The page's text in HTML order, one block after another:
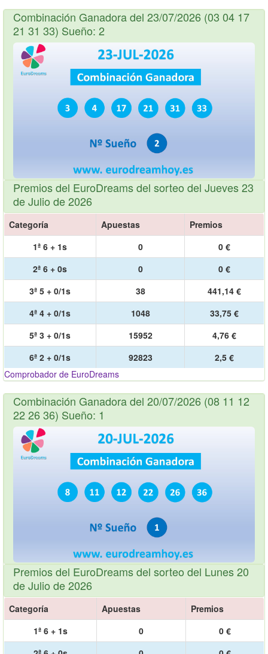
Combinación Ganadora del 23/07/2026 (03 04 17
21 31 33) Sueño: 2
Premios del EuroDreams del sorteo del Jueves 23
de Julio de 2026
Categoría Apuestas
Premios
1ª 6 + 1s
0
0 €
2ª 6 + 0s
0
0 €
3ª 5 + 0/1s
38
441,14 €
4ª 4 + 0/1s
1048
33,75 €
5ª 3 + 0/1s
15952
4,76 €
6ª 2 + 0/1s
92823
2,5 €
Comprobador de EuroDreams
Combinación Ganadora del 20/07/2026 (08 11 12
22 26 36) Sueño: 1
Premios del EuroDreams del sorteo del Lunes 20
de Julio de 2026
Categoría Apuestas
Premios
1ª 6 + 1s
0
0 €